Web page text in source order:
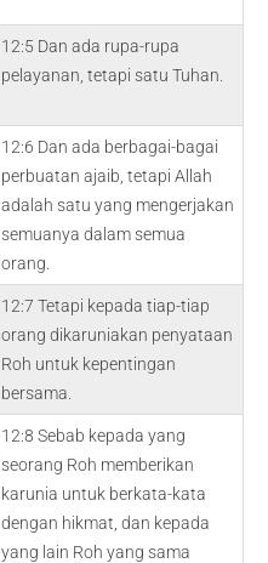
12:5 Dan ada rupa-rupa
pelayanan, tetapi satu Tuhan.
12:6 Dan ada berbagai-bagai
perbuatan ajaib, tetapi Allah
adalah satu yang mengerjakan
semuanya dalam semua
orang.
12:7 Tetapi kepada tiap-tiap
orang dikaruniakan penyataan
Roh untuk kepentingan
bersama.
12:8 Sebab kepada yang
seorang Roh memberikan
karunia untuk berkata-kata
dengan hikmat, dan kepada
yang lain Roh yang sama